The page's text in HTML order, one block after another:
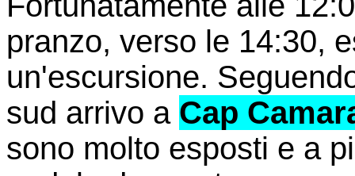
pranzo, verso le 14:30,
un'escursione.
sud arrivo a Cap
sono molto esposti e a